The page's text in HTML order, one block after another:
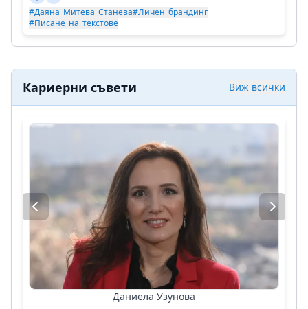
#Даяна_Митева_Станева#Личен_брандинг
#Писане_на_текстове
Кариерни съвети Виж всички
Даниела Узунова